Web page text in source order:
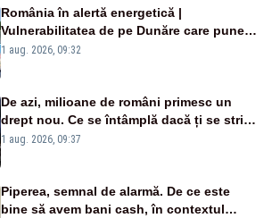
România în alertă energetică |
Vulnerabilitatea de pe Dunăre care pune
în pericol Centrala Cernavodă era
1 aug. 2026, 09:32
De azi, milioane de români primesc un
drept nou. Ce se întâmplă dacă ți se strică
un produs
1 aug. 2026, 09:37
Piperea, semnal de alarmă. De ce este
bine să avem bani cash, în contextul